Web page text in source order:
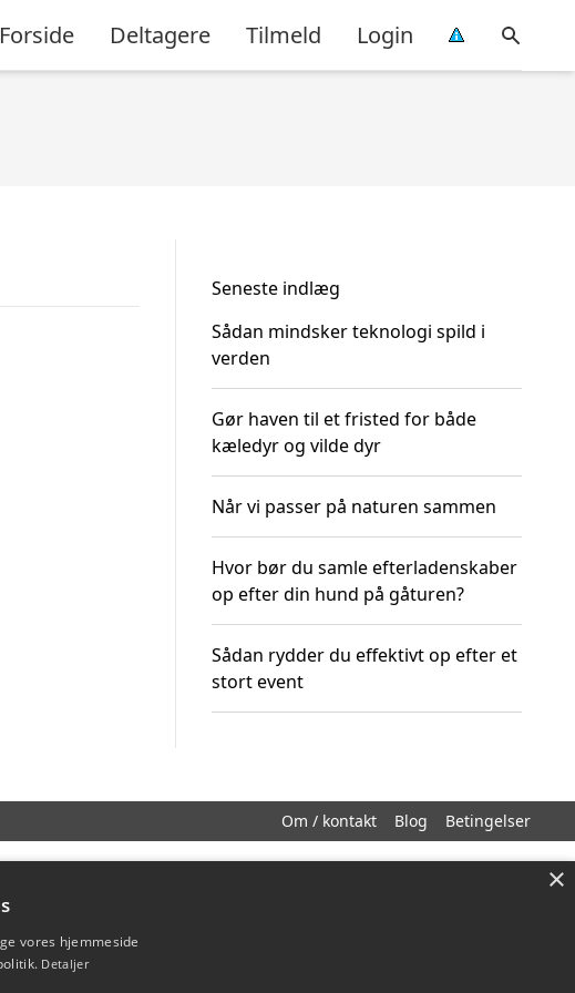
Forside Deltagere Tilmeld Login
Seneste indlæg
Sådan mindsker teknologi spild i
verden
Gør haven til et fristed for både
kæledyr og vilde dyr
Når vi passer på naturen sammen
Hvor bør du samle efterladenskaber
op efter din hund på gåturen?
Sådan rydder du effektivt op efter et
stort event
Om / kontakt Blog Betingelser
×
vores hjemmeside
Detaljer